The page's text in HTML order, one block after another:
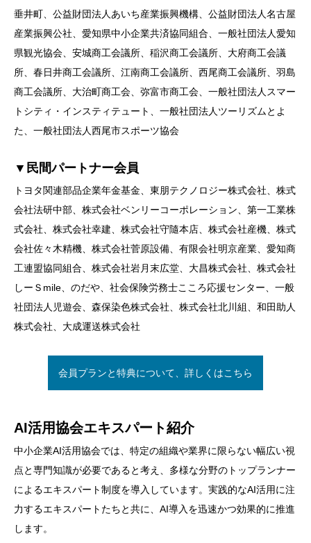
垂井町、公益財団法人あいち産業振興機構、公益財団法人名古屋
産業振興公社、愛知県中小企業共済協同組合、一般社団法人愛知
県観光協会、安城商工会議所、稲沢商工会議所、大府商工会議
所、春日井商工会議所、江南商工会議所、西尾商工会議所、羽島
商工会議所、大治町商工会、弥富市商工会、一般社団法人スマー
トシティ・インスティテュート、一般社団法人ツーリズムとよ
た、一般社団法人西尾市スポーツ協会
▼民間パートナー会員
トヨタ関連部品企業年金基金、東朋テクノロジー株式会社、株式
会社法研中部、株式会社ベンリーコーポレーション、第一工業株
式会社、株式会社幸建、株式会社守隨本店、株式会社産機、株式
会社佐々木精機、株式会社菅原設備、有限会社明京産業、愛知商
工連盟協同組合、株式会社岩月末広堂、大昌株式会社、株式会社
しーＳmile、のだや、社会保険労務士こころ応援センター、一般
社団法人児遊会、森保染色株式会社、株式会社北川組、和田助人
株式会社、大成運送株式会社
会員プランと特典について、詳しくはこちら
AI活用協会エキスパート紹介
中小企業AI活用協会では、特定の組織や業界に限らない幅広い視
点と専門知識が必要であると考え、多様な分野のトップランナー
によるエキスパート制度を導入しています。実践的なAI活用に注
力するエキスパートたちと共に、AI導入を迅速かつ効果的に推進
します。